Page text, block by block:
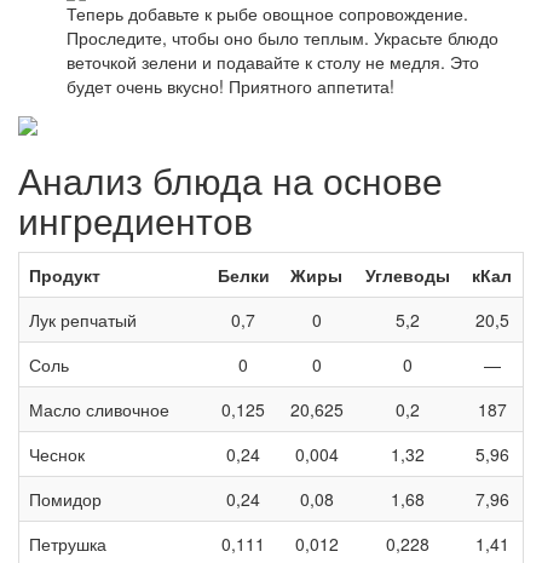
Теперь добавьте к рыбе овощное сопровождение.
Проследите, чтобы оно было теплым. Украсьте блюдо
веточкой зелени и подавайте к столу не медля. Это
будет очень вкусно! Приятного аппетита!
Анализ блюда на основе
ингредиентов
Продукт Белки Жиры Углеводы
кКал
Лук репчатый
0,7 0 5,2
20,5
Соль
0 0 0
—
Масло сливочное
0,125 20,625 0,2
187
Чеснок
0,24 0,004 1,32
5,96
Помидор
0,24 0,08 1,68
7,96
Петрушка
0,111 0,012 0,228
1,41